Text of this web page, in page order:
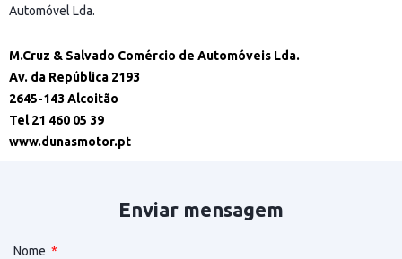
M.Cruz & Salvado Comércio de Automóveis Lda.
Av. da República 2193
2645-143 Alcoitão
Tel 21 460 05 39
www.dunasmotor.pt
Enviar mensagem
Nome